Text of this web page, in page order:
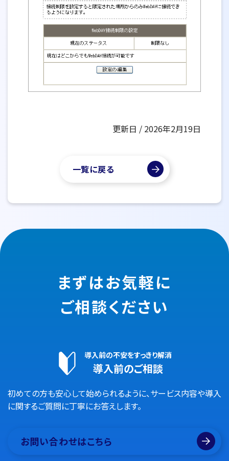
更新日 / 2026年2月19日
一覧に戻る
まずはお気軽に
ご相談ください
導入前の不安をすっきり解消
導入前のご相談
初めての方も安心して始められるように、サービス内容や導入
に関するご質問に丁寧にお答えします。
お問い合わせはこちら